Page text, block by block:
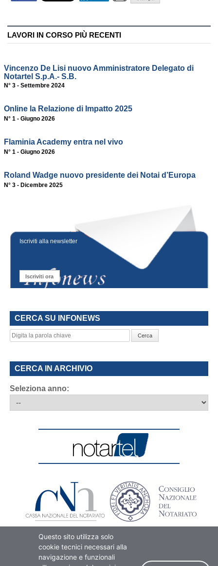
LAVORI IN CORSO PIÙ RECENTI
Vincenzo De Lisi nuovo Amministratore Delegato di
Notartel S.p.A.- S.B.
N° 3 - Settembre 2024
Online la Relazione di Impatto 2025
N° 1 - Giugno 2026
Flaminia Academy entra nel vivo
N° 1 - Giugno 2026
Roland Wadge nuovo presidente dei Notai d’Europa
N° 3 - Dicembre 2025
Iscriviti alla newsletter
Iscriviti ora
CERCA SU INFONEWS
Cerca
CERCA IN ARCHIVIO
Seleziona anno:
Questo sito utilizza solo
cookie tecnici necessari alla
navigazione e funzionali